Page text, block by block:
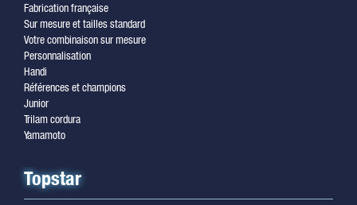
Fabrication française
Sur mesure et tailles standard
Votre combinaison sur mesure
Personnalisation
Handi
Références et champions
Junior
Trilam cordura
Yamamoto
Topstar